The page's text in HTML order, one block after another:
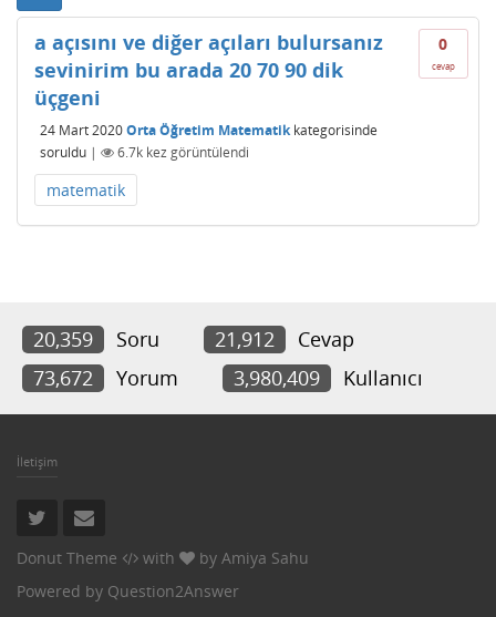
0
cevap
a açısını ve diğer açıları bulursanız
sevinirim bu arada 20 70 90 dik
üçgeni
24 Mart 2020Orta Öğretim Matematikkategorisinde
soruldu | 6.7k kez görüntülendi
matematik
20,359 Soru 21,912
Cevap
73,672
Yorum 3,980,409 Kullanıcı
İletişim
Donut Theme with by Amiya Sahu
Powered by Question2Answer